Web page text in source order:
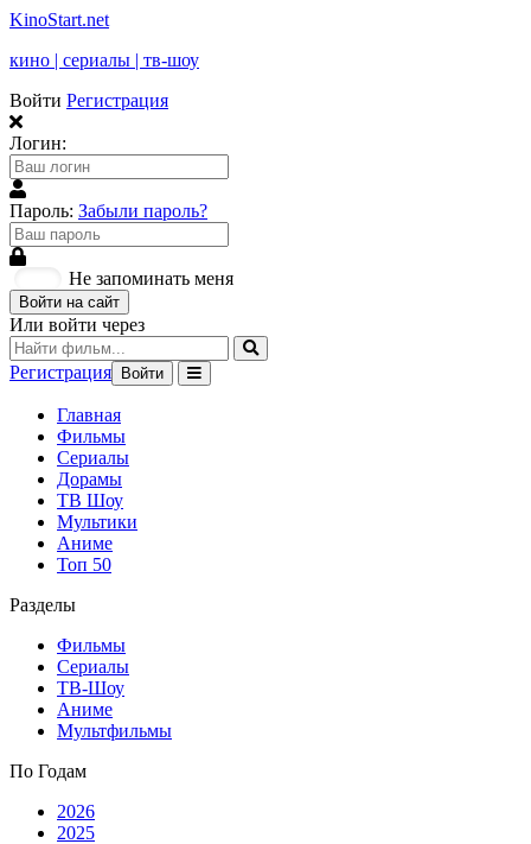
KinoStart.net
кино | сериалы | тв-шоу
Войти Регистрация
Логин:
Пароль: Забыли пароль?
Не запоминать меня
Войти на сайт
Или войти через
Регистрация Войти
Главная
Фильмы
Сериалы
Дорамы
ТВ Шоу
Мультики
Аниме
Топ 50
Разделы
Фильмы
Сериалы
ТВ-Шоу
Аниме
Мультфильмы
По Годам
2026
2025